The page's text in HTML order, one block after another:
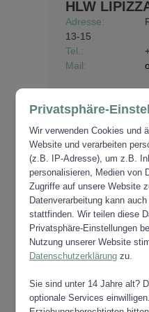
HLW
Adresse:
13-15
Tel.:
Mail:
HÖHERE
VOITSBERG
Adresse:
Tel.:
Mail:
Web:
Privatsphäre-
Wir verwenden Cookies und
Website und verarbeiten
(z.B. IP-Adresse), um z.B.
personalisieren, Medien von
Zugriffe auf unsere Website
Datenverarbeitung kann
stattfinden. Wir teilen diese
Privatsphäre-Einstellungen
Nutzung unserer Website
Datenschutzerklärung zu.
Sie sind unter 14 Jahre alt?
optionale Services